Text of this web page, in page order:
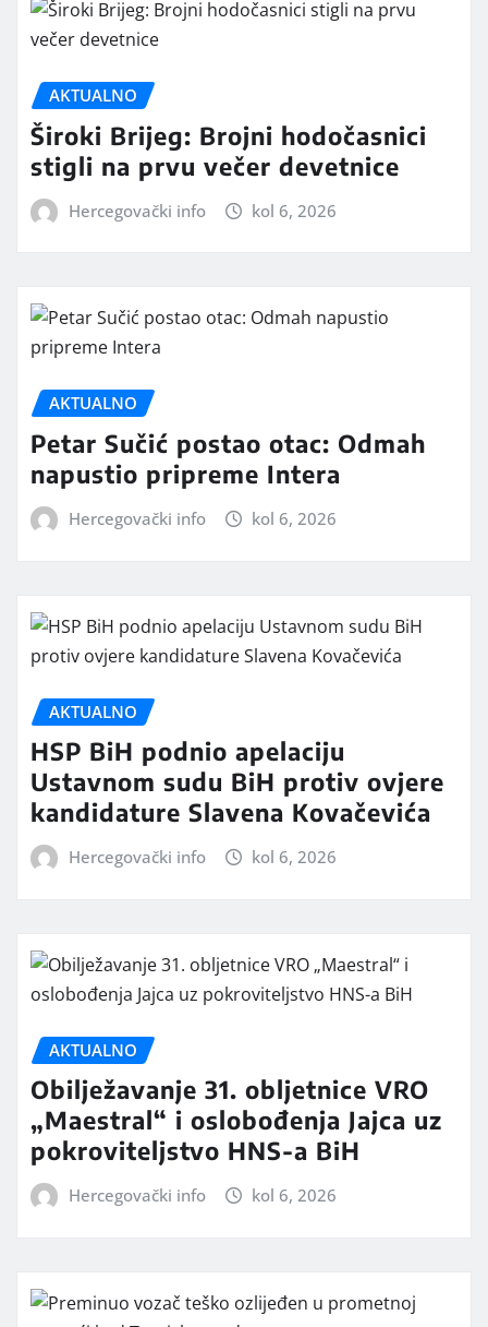
AKTUALNO
Široki Brijeg: Brojni hodočasnici
stigli na prvu večer devetnice
Hercegovački info kol 6, 2026
AKTUALNO
Petar Sučić postao otac: Odmah
napustio pripreme Intera
Hercegovački info kol 6, 2026
AKTUALNO
HSP BiH podnio apelaciju
Ustavnom sudu BiH protiv ovjere
kandidature Slavena Kovačevića
Hercegovački info kol 6, 2026
AKTUALNO
Obilježavanje 31. obljetnice VRO
„Maestral“ i oslobođenja Jajca uz
pokroviteljstvo HNS-a BiH
Hercegovački info kol 6, 2026